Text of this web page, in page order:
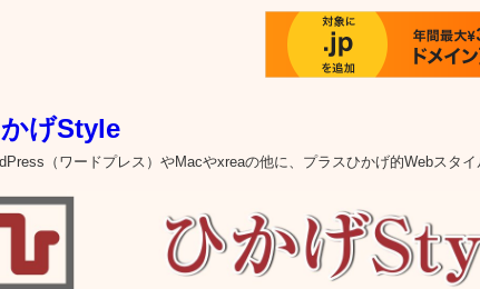
げStyle
（ワードプレス）やMacやxreaの他に、プラスひかげ的Webスタイ